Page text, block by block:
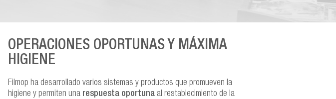
OPERACIONES OPORTUNAS Y MÁXIMA
HIGIENE
Filmop ha desarrollado varios sistemas y productos que promueven la
higiene y permiten una respuesta oportunaal restablecimiento de la